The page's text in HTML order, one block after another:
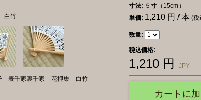
寸法: ５寸（15cm）
単価: 1,210 円 / 本 (税
数量:
税込価格:
1,210 円 JPY
カートに